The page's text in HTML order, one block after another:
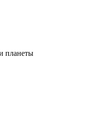
планеты